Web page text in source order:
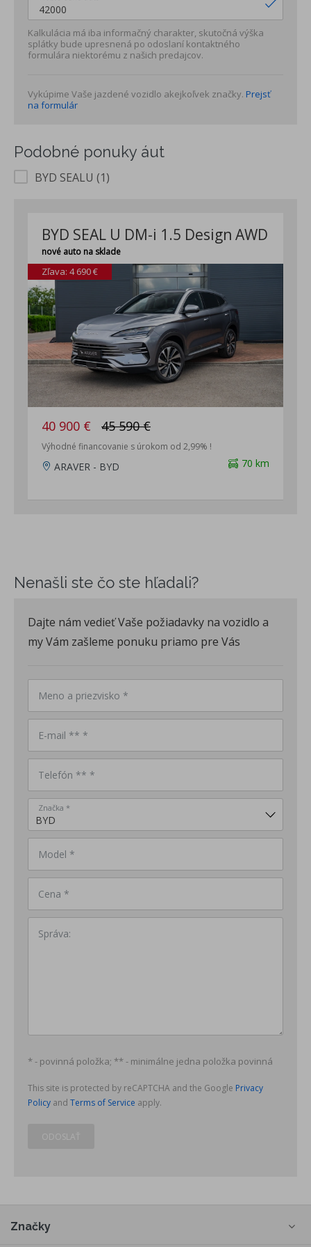
Kalkulácia má iba informačný charakter, skutočná výška
splátky bude upresnená po odoslaní kontaktného
formulára niektorému z našich predajcov.
Vykúpime Vaše jazdené vozidlo akejkoľvek značky. Prejsť
na formulár
Podobné ponuky áut
BYD SEALU (1)
BYD SEAL U DM-i 1.5 Design AWD
nové auto na sklade
Zľava: 4 690 €
40 900 € 45 590 €
Výhodné financovanie s úrokom od 2,99% !
70 km
ARAVER - BYD
Nenašli ste čo ste hľadali?
Dajte nám vedieť Vaše požiadavky na vozidlo a
my Vám zašleme ponuku priamo pre Vás
Meno a priezvisko *
E-mail ** *
Telefón ** *
Značka *
Model *
Cena *
Správa:
* - povinná položka; ** - minimálne jedna položka povinná
This site is protected by reCAPTCHA and the Google Privacy
Policy and Terms of Service apply.
ODOSLAŤ
Značky